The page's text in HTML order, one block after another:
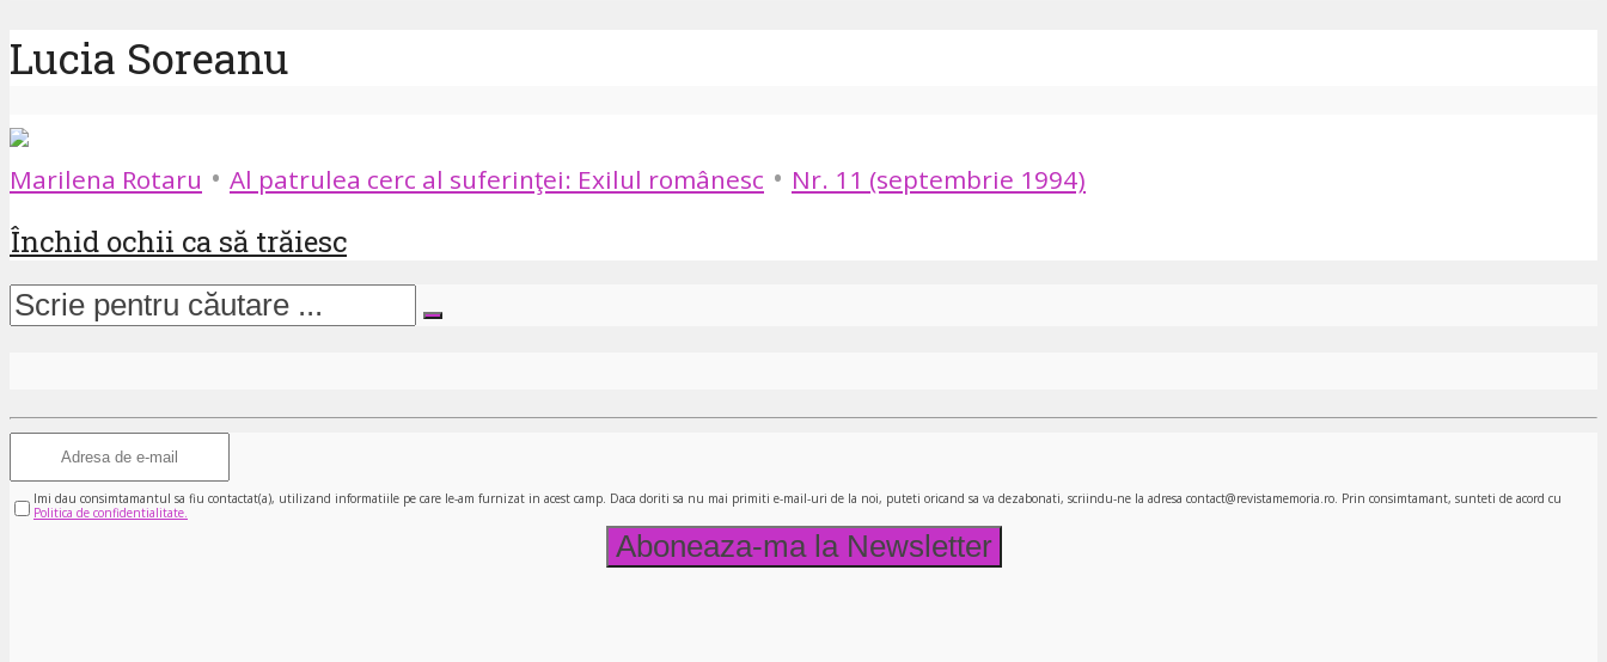
Lucia Soreanu
Marilena Rotaru • Al patrulea cerc al suferinţei: Exilul românesc • Nr. 11 (septembrie 1994)
Închid ochii ca să trăiesc
Imi dau consimtamantul sa fiu contactat(a), utilizand informatiile pe care le-am furnizat in acest camp. Daca doriti sa nu mai primiti e-mail-uri de la noi, puteti oricand sa va dezabonati, scriindu-ne la adresa contact@revistamemoria.ro. Prin consimtamant, sunteti de acord cu
Politica de confidentialitate.